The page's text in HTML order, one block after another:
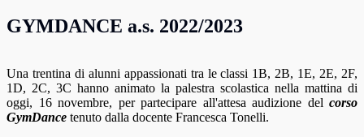
GYMDANCE a.s. 2022/2023
Una trentina di alunni appassionati tra le classi 1B, 2B, 1E, 2E, 2F,
1D, 2C, 3C hanno animato la palestra scolastica nella mattina di
oggi, 16 novembre, per partecipare all'attesa audizione del corso
GymDance tenuto dalla docente Francesca Tonelli.